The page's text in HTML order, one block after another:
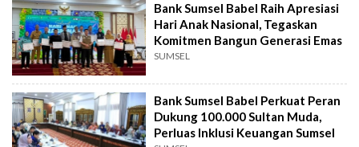
Bank Sumsel Babel Raih Apresiasi
Hari Anak Nasional, Tegaskan
Komitmen Bangun Generasi Emas
SUMSEL
Bank Sumsel Babel Perkuat Peran
Dukung 100.000 Sultan Muda,
Perluas Inklusi Keuangan Sumsel